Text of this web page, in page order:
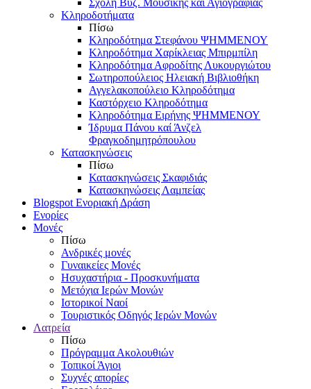
Κληροδοτήματα
Πίσω
Κληροδότημα Στεφάνου ΨΗΜΜΕΝΟΥ
Κληροδότημα Χαρίκλειας Μπιρμπίλη
Κληροδότημα Αφροδίτης Λυκουργιώτου
Σωτηροπούλειος Ηλειακή Βιβλιοθήκη
Αγγελακοπούλειο Κληροδότημα
Καστόρχειο Κληροδότημα
Κληροδότημα Ειρήνης ΨΗΜΜΕΝΟΥ
Ίδρυμα Πάνου καί Άνζελ
Φραγκοδημητρόπουλου
Κατασκηνώσεις
Πίσω
Κατασκηνώσεις Σκαφιδιάς
Κατασκηνώσεις Λαμπείας
Blogspot Ενοριακή Δράση
Ενορίες
Μονές
Πίσω
Ανδρικές μονές
Γυναικείες Μονές
Ησυχαστήρια - Προσκυνήματα
Μετόχια Ιερών Μονών
Ιστορικοί Ναοί
Τουριστικός Οδηγός Ιερών Μονών
Λατρεία
Πίσω
Πρόγραμμα Ακολουθιών
Τοπικοί Άγιοι
Συχνές απορίες